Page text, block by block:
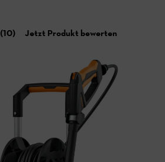
(10) Jetzt Produkt bewerten